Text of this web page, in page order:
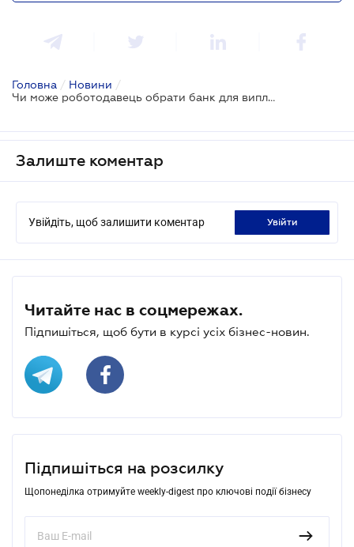
Головна / Новини /
Чи може роботодавець обрати банк для виплати зарплати без згоди працівника
Залиште коментар
Увійдіть, щоб залишити коментар увійти
Читайте нас в соцмережах.
Підпишіться, щоб бути в курсі усіх бізнес-новин.
Підпишіться на розсилку
Щопонеділка отримуйте weekly-digest про ключові події бізнесу